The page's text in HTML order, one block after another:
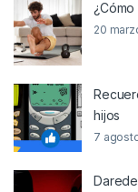
20
hijos
7